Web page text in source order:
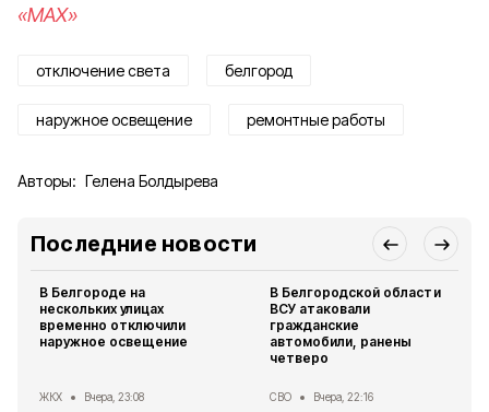
«MAX»
отключение света белгород
наружное освещение ремонтные работы
Авторы: Гелена Болдырева
Последние новости
В Белгороде на
нескольких улицах
временно отключили
наружное освещение
ЖКХ Вчера, 23:08
В Белгородской области
ВСУ атаковали
гражданские
автомобили, ранены
четверо
СВО Вчера, 22:16